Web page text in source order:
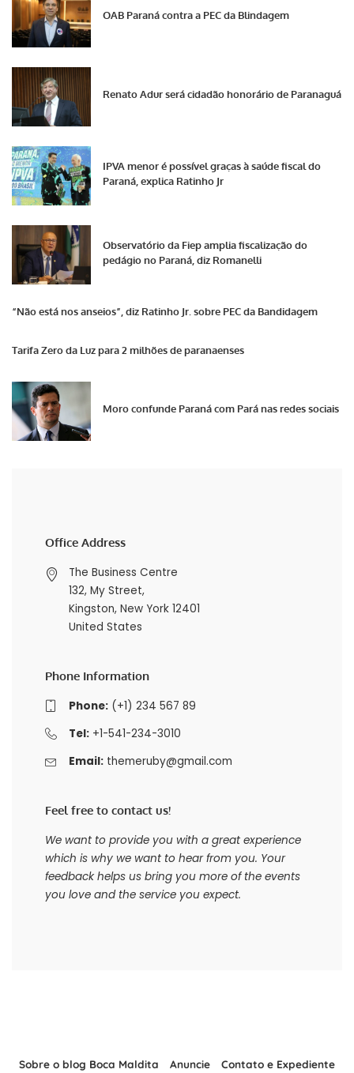
OAB Paraná contra a PEC da Blindagem
Renato Adur será cidadão honorário de Paranaguá
IPVA menor é possível graças à saúde fiscal do
Paraná, explica Ratinho Jr
Observatório da Fiep amplia fiscalização do
pedágio no Paraná, diz Romanelli
“Não está nos anseios”, diz Ratinho Jr. sobre PEC da Bandidagem
Tarifa Zero da Luz para 2 milhões de paranaenses
Moro confunde Paraná com Pará nas redes sociais
Office Address
The Business Centre
132, My Street,
Kingston, New York 12401
United States
Phone Information
Phone:(+1) 234 567 89
Tel:+1-541-234-3010
Email: themeruby@gmail.com
Feel free to contact us!
We want to provide you with a great experience
which is why we want to hear from you. Your
feedback helps us bring you more of the events
you love and the service you expect.
Sobre o blog Boca Maldita Anuncie Contato e Expediente